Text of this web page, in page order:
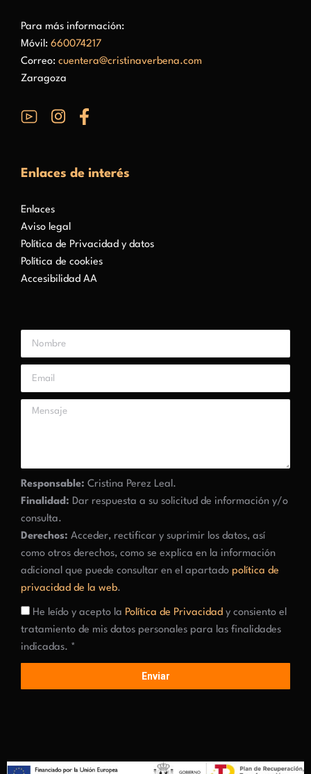
Para más información:
Móvil: 660074217
Correo: cuentera@cristinaverbena.com
Zaragoza
Enlaces de interés
Enlaces
Aviso legal
Política de Privacidad y datos
Política de cookies
Accesibilidad AA
Responsable: Cristina Perez Leal.
Finalidad: Dar respuesta a su solicitud de información y/o
consulta.
Derechos: Acceder, rectificar y suprimir los datos, así
como otros derechos, como se explica en la información
adicional que puede consultar en el apartado política de
privacidad de la web.
He leído y acepto la Política de Privacidad y consiento el
tratamiento de mis datos personales para las finalidades
indicadas. *
Enviar